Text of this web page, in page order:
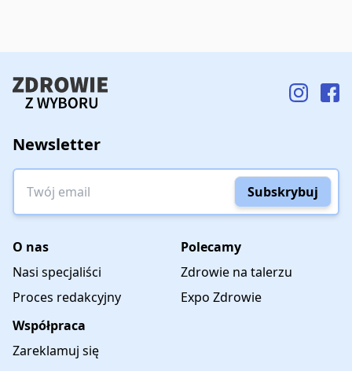
Newsletter
Subskrybuj
O nas
Nasi specjaliści
Proces redakcyjny
Polecamy
Zdrowie na talerzu
Expo Zdrowie
Współpraca
Zareklamuj się